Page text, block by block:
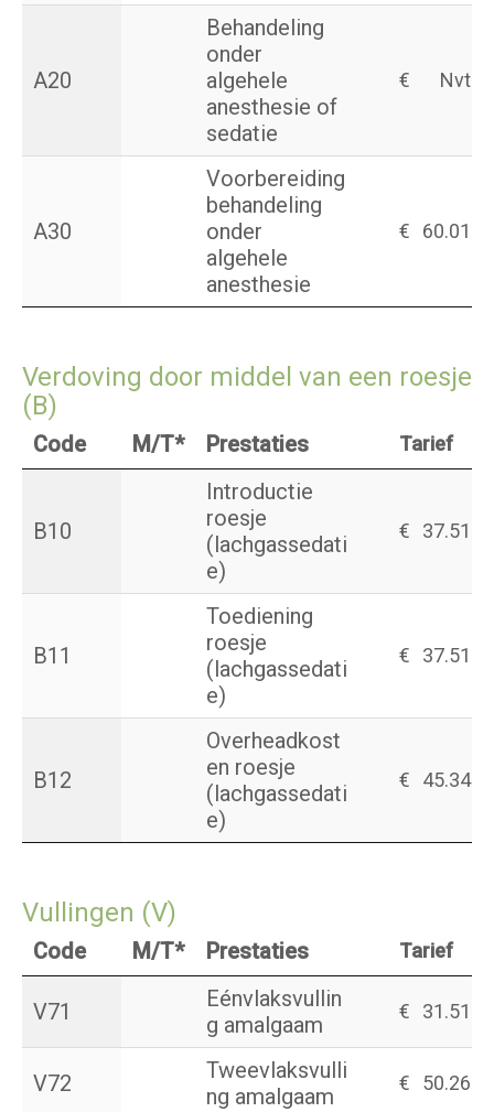
A20
Behandeling
onder
algehele
anesthesie of
sedatie
€ Nvt
A30
Voorbereiding
behandeling
onder
algehele
anesthesie
€ 60.01
Verdoving door middel van een roesje
(B)
Code M/T* Prestaties Tarief
B10
Introductie
roesje
(lachgassedati
e)
€ 37.51
B11
Toediening
roesje
(lachgassedati
e)
€ 37.51
B12
Overheadkost
en roesje
(lachgassedati
e)
€ 45.34
Vullingen (V)
Code M/T* Prestaties Tarief
V71
Eénvlaksvullin
g amalgaam
€ 31.51
V72
Tweevlaksvulli
ng amalgaam
€ 50.26